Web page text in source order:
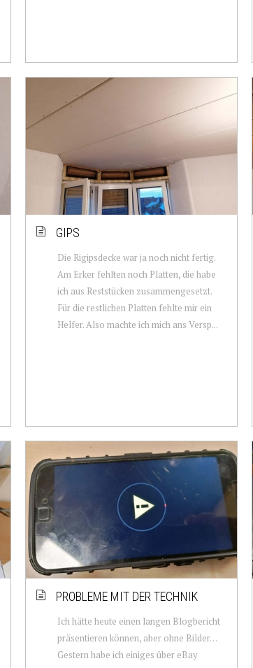
GIPS
Die Rigipsdecke war ja noch nicht fertig.
Am Erker fehlten noch Platten, die habe
ich aus Reststücken zusammengesetzt.
Für die restlichen Platten fehlte mir ein
Helfer. Also machte ich mich ans Versp...
PROBLEME MIT DER TECHNIK
Ich hätte heute einen langen Blogbericht
präsentieren können, aber ohne Bilder…
Gestern habe ich einiges über eBay